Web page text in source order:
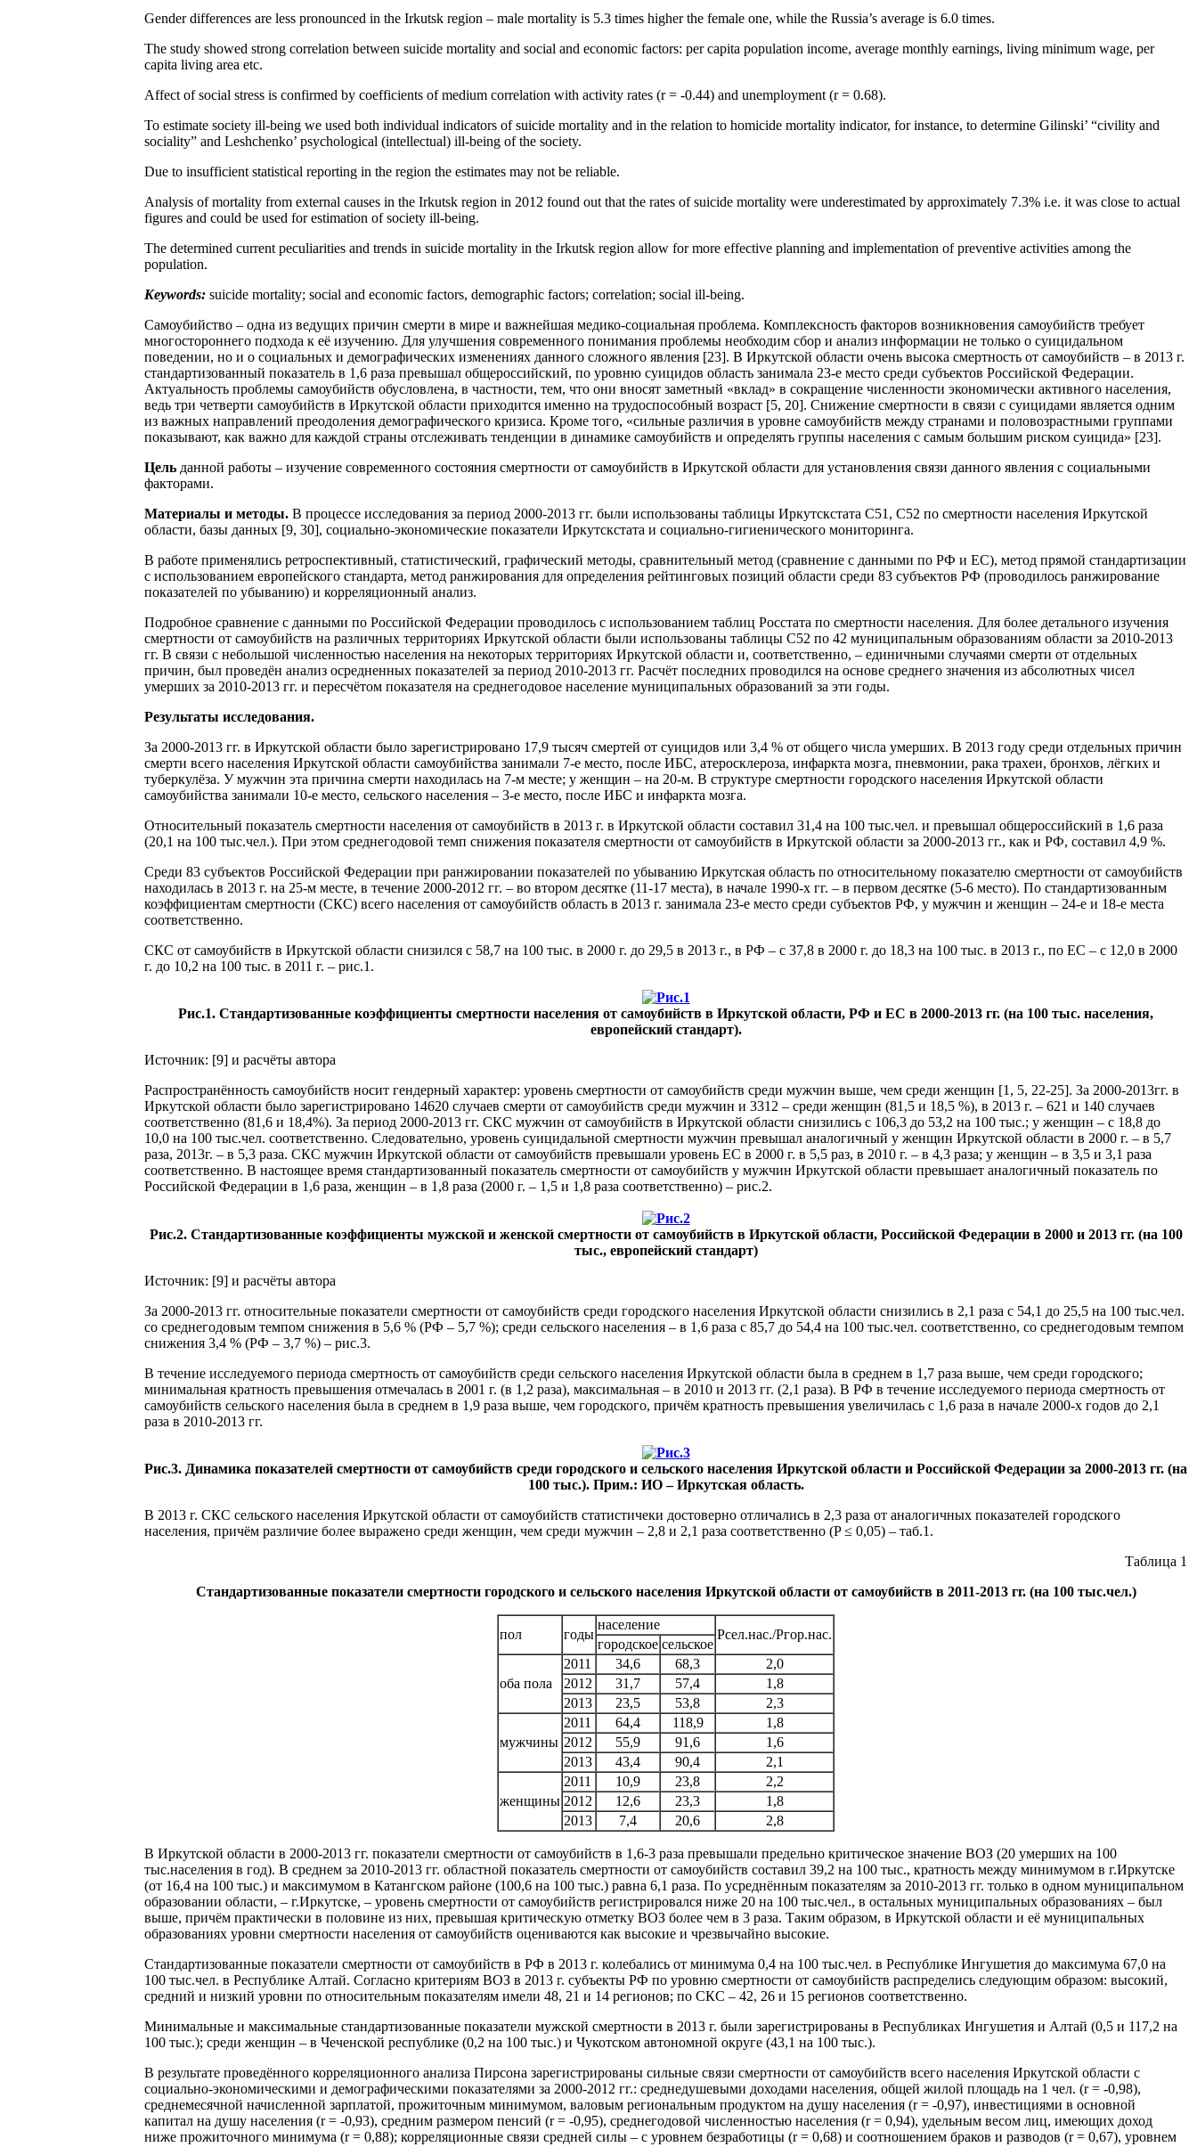
Gender differences are less pronounced in the Irkutsk region – male mortality is 5.3 times higher the female one, while the Russia’s average is 6.0 times.
The study showed strong correlation between suicide mortality and social and economic factors: per capita population income, average monthly earnings, living minimum wage, per
capita living area etc.
Affect of social stress is confirmed by coefficients of medium correlation with activity rates (r = -0.44) and unemployment (r = 0.68).
To estimate society ill-being we used both individual indicators of suicide mortality and in the relation to homicide mortality indicator, for instance, to determine Gilinski’ “civility and
sociality” and Leshchenko’ psychological (intellectual) ill-being of the society.
Due to insufficient statistical reporting in the region the estimates may not be reliable.
Analysis of mortality from external causes in the Irkutsk region in 2012 found out that the rates of suicide mortality were underestimated by approximately 7.3% i.e. it was close to actual
figures and could be used for estimation of society ill-being.
The determined current peculiarities and trends in suicide mortality in the Irkutsk region allow for more effective planning and implementation of preventive activities among the
population.
Keywords: suicide mortality; social and economic factors, demographic factors; correlation; social ill-being.
Самоубийство – одна из ведущих причин смерти в мире и важнейшая медико-социальная проблема. Комплексность факторов возникновения самоубийств требует
многостороннего подхода к её изучению. Для улучшения современного понимания проблемы необходим сбор и анализ информации не только о суицидальном
поведении, но и о социальных и демографических изменениях данного сложного явления [23]. В Иркутской области очень высока смертность от самоубийств – в 2013 г.
стандартизованный показатель в 1,6 раза превышал общероссийский, по уровню суицидов область занимала 23-е место среди субъектов Российской Федерации.
Актуальность проблемы самоубийств обусловлена, в частности, тем, что они вносят заметный «вклад» в сокращение численности экономически активного населения,
ведь три четверти самоубийств в Иркутской области приходится именно на трудоспособный возраст [5, 20]. Снижение смертности в связи с суицидами является одним
из важных направлений преодоления демографического кризиса. Кроме того, «сильные различия в уровне самоубийств между странами и половозрастными группами
показывают, как важно для каждой страны отслеживать тенденции в динамике самоубийств и определять группы населения с самым большим риском суицида» [23].
Цель данной работы – изучение современного состояния смертности от самоубийств в Иркутской области для установления связи данного явления с социальными
факторами.
Материалы и методы. В процессе исследования за период 2000-2013 гг. были использованы таблицы Иркутскстата С51, С52 по смертности населения Иркутской
области, базы данных [9, 30], социально-экономические показатели Иркутскстата и социально-гигиенического мониторинга.
В работе применялись ретроспективный, статистический, графический методы, сравнительный метод (сравнение с данными по РФ и ЕС), метод прямой стандартизации
с использованием европейского стандарта, метод ранжирования для определения рейтинговых позиций области среди 83 субъектов РФ (проводилось ранжирование
показателей по убыванию) и корреляционный анализ.
Подробное сравнение с данными по Российской Федерации проводилось с использованием таблиц Росстата по смертности населения. Для более детального изучения
смертности от самоубийств на различных территориях Иркутской области были использованы таблицы С52 по 42 муниципальным образованиям области за 2010-2013
гг. В связи с небольшой численностью населения на некоторых территориях Иркутской области и, соответственно, – единичными случаями смерти от отдельных
причин, был проведён анализ осредненных показателей за период 2010-2013 гг. Расчёт последних проводился на основе среднего значения из абсолютных чисел
умерших за 2010-2013 гг. и пересчётом показателя на среднегодовое население муниципальных образований за эти годы.
Результаты исследования.
За 2000-2013 гг. в Иркутской области было зарегистрировано 17,9 тысяч смертей от суицидов или 3,4 % от общего числа умерших. В 2013 году среди отдельных причин
смерти всего населения Иркутской области самоубийства занимали 7-е место, после ИБС, атеросклероза, инфаркта мозга, пневмонии, рака трахеи, бронхов, лёгких и
туберкулёза. У мужчин эта причина смерти находилась на 7-м месте; у женщин – на 20-м. В структуре смертности городского населения Иркутской области
самоубийства занимали 10-е место, сельского населения – 3-е место, после ИБС и инфаркта мозга.
Относительный показатель смертности населения от самоубийств в 2013 г. в Иркутской области составил 31,4 на 100 тыс.чел. и превышал общероссийский в 1,6 раза
(20,1 на 100 тыс.чел.). При этом среднегодовой темп снижения показателя смертности от самоубийств в Иркутской области за 2000-2013 гг., как и РФ, составил 4,9 %.
Среди 83 субъектов Российской Федерации при ранжировании показателей по убыванию Иркутская область по относительному показателю смертности от самоубийств
находилась в 2013 г. на 25-м месте, в течение 2000-2012 гг. – во втором десятке (11-17 места), в начале 1990-х гг. – в первом десятке (5-6 место). По стандартизованным
коэффициентам смертности (СКС) всего населения от самоубийств область в 2013 г. занимала 23-е место среди субъектов РФ, у мужчин и женщин – 24-е и 18-е места
соответственно.
СКС от самоубийств в Иркутской области снизился с 58,7 на 100 тыс. в 2000 г. до 29,5 в 2013 г., в РФ – с 37,8 в 2000 г. до 18,3 на 100 тыс. в 2013 г., по ЕС – с 12,0 в 2000
г. до 10,2 на 100 тыс. в 2011 г. – рис.1.
Рис.1. Стандартизованные коэффициенты смертности населения от самоубийств в Иркутской области, РФ и ЕС в 2000-2013 гг. (на 100 тыс. населения,
европейский стандарт).
Источник: [9] и расчёты автора
Распространённость самоубийств носит гендерный характер: уровень смертности от самоубийств среди мужчин выше, чем среди женщин [1, 5, 22-25]. За 2000-2013гг. в
Иркутской области было зарегистрировано 14620 случаев смерти от самоубийств среди мужчин и 3312 – среди женщин (81,5 и 18,5 %), в 2013 г. – 621 и 140 случаев
соответственно (81,6 и 18,4%). За период 2000-2013 гг. СКС мужчин от самоубийств в Иркутской области снизились с 106,3 до 53,2 на 100 тыс.; у женщин – с 18,8 до
10,0 на 100 тыс.чел. соответственно. Следовательно, уровень суицидальной смертности мужчин превышал аналогичный у женщин Иркутской области в 2000 г. – в 5,7
раза, 2013г. – в 5,3 раза. СКС мужчин Иркутской области от самоубийств превышали уровень ЕС в 2000 г. в 5,5 раз, в 2010 г. – в 4,3 раза; у женщин – в 3,5 и 3,1 раза
соответственно. В настоящее время стандартизованный показатель смертности от самоубийств у мужчин Иркутской области превышает аналогичный показатель по
Российской Федерации в 1,6 раза, женщин – в 1,8 раза (2000 г. – 1,5 и 1,8 раза соответственно) – рис.2.
Рис.2. Стандартизованные коэффициенты мужской и женской смертности от самоубийств в Иркутской области, Российской Федерации в 2000 и 2013 гг. (на 100
тыс., европейский стандарт)
Источник: [9] и расчёты автора
За 2000-2013 гг. относительные показатели смертности от самоубийств среди городского населения Иркутской области снизились в 2,1 раза с 54,1 до 25,5 на 100 тыс.чел.
со среднегодовым темпом снижения в 5,6 % (РФ – 5,7 %); среди сельского населения – в 1,6 раза с 85,7 до 54,4 на 100 тыс.чел. соответственно, со среднегодовым темпом
снижения 3,4 % (РФ – 3,7 %) – рис.3.
В течение исследуемого периода смертность от самоубийств среди сельского населения Иркутской области была в среднем в 1,7 раза выше, чем среди городского;
минимальная кратность превышения отмечалась в 2001 г. (в 1,2 раза), максимальная – в 2010 и 2013 гг. (2,1 раза). В РФ в течение исследуемого периода смертность от
самоубийств сельского населения была в среднем в 1,9 раза выше, чем городского, причём кратность превышения увеличилась с 1,6 раза в начале 2000-х годов до 2,1
раза в 2010-2013 гг.
Рис.3. Динамика показателей смертности от самоубийств среди городского и сельского населения Иркутской области и Российской Федерации за 2000-2013 гг. (на
100 тыс.). Прим.: ИО – Иркутская область.
В 2013 г. СКС сельского населения Иркутской области от самоубийств статистичеки достоверно отличались в 2,3 раза от аналогичных показателей городского
населения, причём различие более выражено среди женщин, чем среди мужчин – 2,8 и 2,1 раза соответственно (P ≤ 0,05) – таб.1.
Таблица 1
Стандартизованные показатели смертности городского и сельского населения Иркутской области от самоубийств в 2011-2013 гг. (на 100 тыс.чел.)
пол годы
население
Рсел.нас./Ргор.нас.
городское сельское
оба пола
2011 34,6 68,3
2,0
2012
31,7 57,4
1,8
2013
23,5 53,8 2,3
мужчины
2011 64,4 118,9
1,8
2012
55,9 91,6
1,6
2013
43,4 90,4 2,1
женщины
2011 10,9 23,8
2,2
2012
12,6 23,3
1,8
2013
7,4 20,6 2,8
В Иркутской области в 2000-2013 гг. показатели смертности от самоубийств в 1,6-3 раза превышали предельно критическое значение ВОЗ (20 умерших на 100
тыс.населения в год). В среднем за 2010-2013 гг. областной показатель смертности от самоубийств составил 39,2 на 100 тыс., кратность между минимумом в г.Иркутске
(от 16,4 на 100 тыс.) и максимумом в Катангском районе (100,6 на 100 тыс.) равна 6,1 раза. По усреднённым показателям за 2010-2013 гг. только в одном муниципальном
образовании области, – г.Иркутске, – уровень смертности от самоубийств регистрировался ниже 20 на 100 тыс.чел., в остальных муниципальных образованиях – был
выше, причём практически в половине из них, превышая критическую отметку ВОЗ более чем в 3 раза. Таким образом, в Иркутской области и её муниципальных
образованиях уровни смертности населения от самоубийств оцениваются как высокие и чрезвычайно высокие.
Стандартизованные показатели смертности от самоубийств в РФ в 2013 г. колебались от минимума 0,4 на 100 тыс.чел. в Республике Ингушетия до максимума 67,0 на
100 тыс.чел. в Республике Алтай. Согласно критериям ВОЗ в 2013 г. субъекты РФ по уровню смертности от самоубийств распределись следующим образом: высокий,
средний и низкий уровни по относительным показателям имели 48, 21 и 14 регионов; по СКС – 42, 26 и 15 регионов соответственно.
Минимальные и максимальные стандартизованные показатели мужской смертности в 2013 г. были зарегистрированы в Республиках Ингушетия и Алтай (0,5 и 117,2 на
100 тыс.); среди женщин – в Чеченской республике (0,2 на 100 тыс.) и Чукотском автономной округе (43,1 на 100 тыс.).
В результате проведённого корреляционного анализа Пирсона зарегистрированы сильные связи смертности от самоубийств всего населения Иркутской области с
социально-экономическими и демографическими показателями за 2000-2012 гг.: среднедушевыми доходами населения, общей жилой площадь на 1 чел. (r = -0,98),
среднемесячной начисленной зарплатой, прожиточным минимумом, валовым региональным продуктом на душу населения (r = -0,97), инвестициями в основной
капитал на душу населения (r = -0,93), средним размером пенсий (r = -0,95), среднегодовой численностью населения (r = 0,94), удельным весом лиц, имеющих доход
ниже прожиточного минимума (r = 0,88); корреляционные связи средней силы – с уровнем безработицы (r = 0,68) и соотношением браков и разводов (r = 0,67), уровнем